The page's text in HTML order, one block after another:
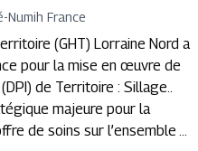
-Numih France
(GHT) Lorraine Nord a
pour la mise en œuvre de
de Territoire : Sillage..
majeure pour la
de soins sur l’ensemble ...